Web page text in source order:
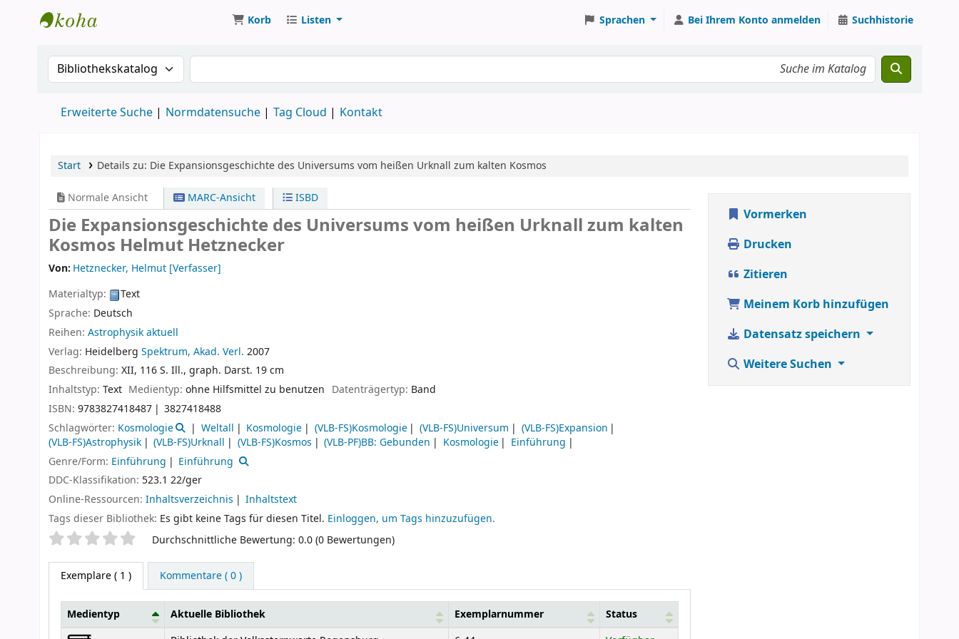
Korb Listen Sprachen Bei Ihrem Konto anmelden Suchhistorie
Suche im Katalog nach:Suche im Katalog
Erweiterte Suche Normdatensuche Tag Cloud Kontakt
Start Details zu: Die Expansionsgeschichte des Universums vom heißen Urknall zum kalten Kosmos
Normale Ansicht MARC-Ansicht ISBD
Die Expansionsgeschichte des Universums vom heißen Urknall zum kalten
Kosmos Helmut Hetznecker
Von: Hetznecker, Helmut [Verfasser]
Materialtyp:
Text
Sprache: Deutsch
Reihen: Astrophysik aktuell
Verlag: Heidelberg Spektrum, Akad. Verl. 2007
Beschreibung: XII, 116 S. Ill., graph. Darst. 19 cm
Inhaltstyp: Text Medientyp:ohne Hilfsmittel zu benutzen Datenträgertyp: Band
ISBN: 9783827418487
3827418488
Schlagwörter: Kosmologie Weltall Kosmologie (VLB-FS)Kosmologie (VLB-FS)Universum
(VLB-FS)Expansion
(VLB-FS)Astrophysik
(VLB-FS)Urknall (VLB-FS)Kosmos (VLB-PF)BB: Gebunden Kosmologie
Einführung
Genre/Form: Einführung
Einführung
DDC-Klassifikation: 523.1 22/ger
Online-Ressourcen: Inhaltsverzeichnis
Inhaltstext
Tags dieser Bibliothek: Es gibt keine Tags für diesen Titel. Einloggen, um Tags hinzuzufügen.
SternchenbewertungDurchschnittliche Bewertung: 0.0 (0 Bewertungen)
Exemplare( 1 ) Kommentare ( 0 )
Exemplare
Medientyp Aktuelle Bibliothek Exemplarnummer
Status
Vormerken
Drucken
Zitieren
Meinem Korb hinzufügen
Datensatz speichern
Weitere Suchen